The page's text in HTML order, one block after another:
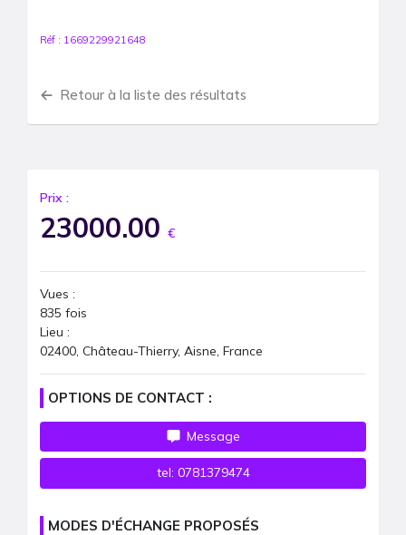
Réf : 1669229921648
Retour à la liste des résultats
Prix :
23000.00 €
Vues :
835 fois
Lieu :
02400, Château-Thierry, Aisne, France
OPTIONS DE CONTACT :
Message
tel: 0781379474
MODES D'ÉCHANGE PROPOSÉS